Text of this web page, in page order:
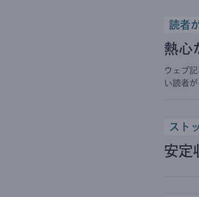
読者
熱心
ウェブ
い読者
スト
安定